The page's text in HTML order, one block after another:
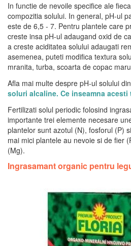
In functie de nevoile specifice ale
compozitia solului. In general, pH-ul
este de 6,5 - 7. Pentru plantele care
creste insa pH-ul adaugand oxid de
a creste aciditatea solului adaugati
asemenea, puteti modifica textura
mranita, turba, scoarta de copac
Afla mai multe despre pH-ul solului
soluri alcaline. Ce inseamna acesti
Fertilizati solul periodic folosind
importante trei elemente necesare
plantelor sunt azotul (N), fosforul (P)
mai mici plantele au nevoie si de fier
(Mg).
Ingrasamant organic pentru